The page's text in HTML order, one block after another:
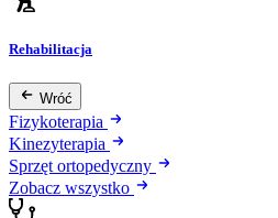
Rehabilitacja
Wróć
Fizykoterapia
Kinezyterapia
Sprzęt ortopedyczny
Zobacz wszystko